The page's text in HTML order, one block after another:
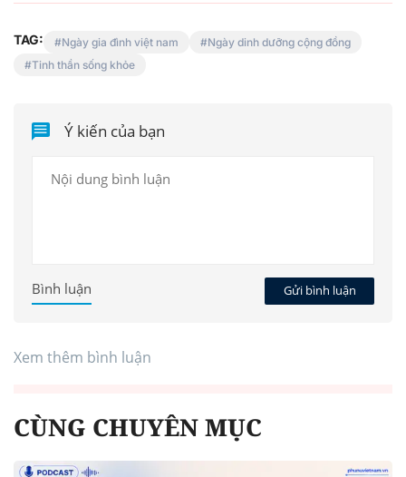
TAG: Ngày gia đình việt nam
Ngày dinh dưỡng cộng đồng
Tinh thần sống khỏe
Ý kiến của bạn
Gửi bình luận
Bình luận
Xem thêm bình luận
CÙNG CHUYÊN MỤC